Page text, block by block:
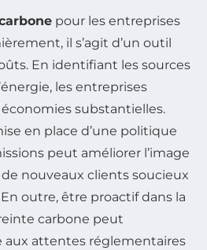
pour les entreprises
il s’agit d’un outil
En identifiant les sources
les entreprises
substantielles.
en place d’une politique
peut améliorer l’image
nouveaux clients soucieux
outre, être proactif dans la
carbone peut
attentes réglementaires